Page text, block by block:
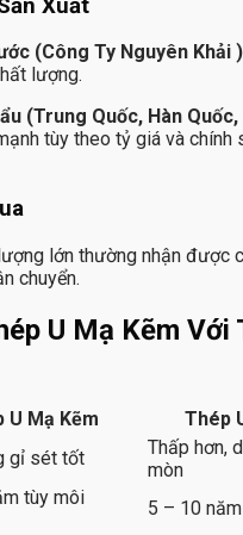
Xuất
(Công Ty Nguyên Khải )
lượng.
(Trung Quốc, Hàn Quốc,
tùy theo tỷ giá và chính
lớn thường nhận được
chuyển.
U Mạ Kẽm Với
U Mạ Kẽm
Thép
gỉ sét tốt
Thấp hơn,
mòn
tùy môi
5 – 10 năm